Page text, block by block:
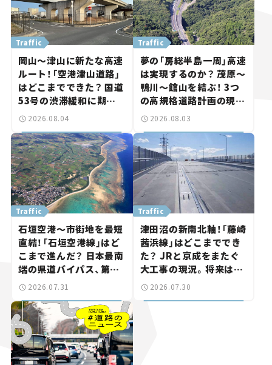
Traffic
岡山～津山に新たな高速
ルート！「空港津山道路」
はどこまでできた？ 国道
53号の渋滞緩和に期待。
岡山市側でも動きが【い
ま気になる道路計画】
2026.08.04
Traffic
夢の「房総半島一周」高速
は実現するのか？ 茂原～
鴨川～館山を結ぶ！ 3つ
の高規格道路計画の現
状。「館山鴨川道路」で検
討進む【いま気になる道
路計画】
2026.08.03
Traffic
石垣空港～市街地を最短
直結！「石垣空港線」はど
こまで進んだ？ 日本最南
端の県道バイパス、第2
工区も延伸開通 【いま気
2026.07.31
Traffic
津田沼の新南北軸！「藤崎
茜浜線」はどこまででき
た？ JRと京成をまたぐ
大工事の現況。将来は
「習志野～鎌ケ谷」を最短
2026.07.30